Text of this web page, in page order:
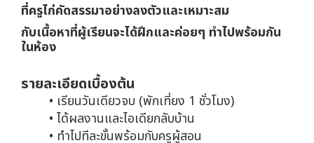
ที่ครูไก่คัดสรรมาอย่างลงตัวและเหมาะสม
กับเนื้อหาที่ผู้เรียนจะได้ฝึกและค่อยๆ ทำไปพร้อมกัน
ในห้อง
รายละเอียดเบื้องต้น
เรียนวันเดียวจบ (พักเที่ยง 1 ชั่วโมง)
ได้ผลงานและไอเดียกลับบ้าน
ทำไปทีละขั้นพร้อมกับครูผู้สอน